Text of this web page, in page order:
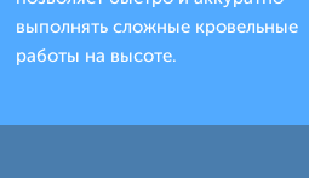
выполнять сложные кровельные
работы на высоте.